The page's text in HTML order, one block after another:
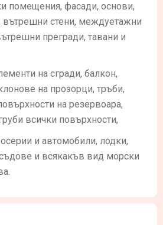
помещения, фасади, основи,
вътрешни стени, междуетажни
прегради, тавани и
на сгради, балкон,
на прозорци, тръби,
на резервоара,
всички повърхности,
и автомобили, лодки,
и всякакъв вид морски